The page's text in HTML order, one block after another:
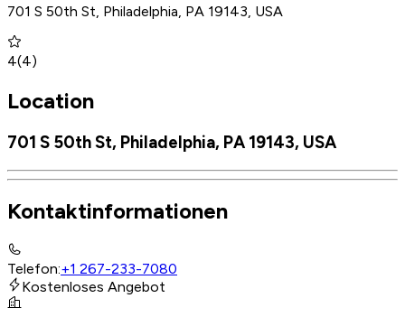
701 S 50th St, Philadelphia, PA 19143, USA
4(4)
Location
701 S 50th St, Philadelphia, PA 19143, USA
Kontaktinformationen
Telefon:+1 267-233-7080
Kostenloses Angebot